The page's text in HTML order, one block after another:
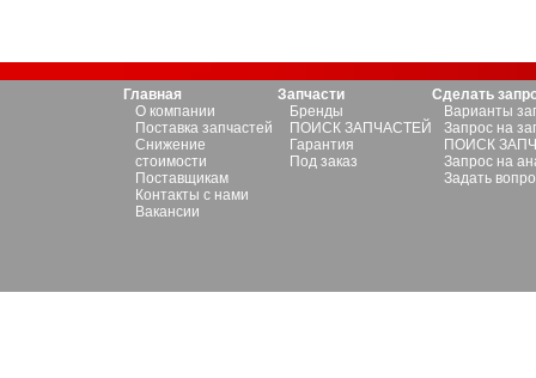
Главная
О компании
Поставка запчастей
Снижение
стоимости
Поставщикам
Контакты с нами
Вакансии
Запчасти
Бренды
ПОИСК ЗАПЧАСТЕЙ
Гарантия
Под заказ
Сделать
Варианты
Запрос на
ПОИСК
Запрос на
Задать